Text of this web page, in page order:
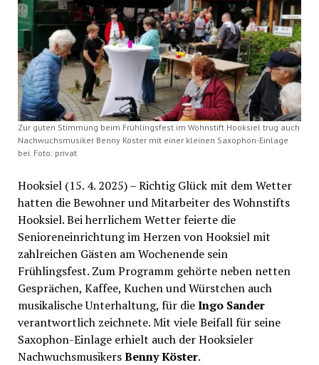
Zur guten Stimmung beim Frühlingsfest im Wohnstift Hooksiel trug auch
Nachwuchsmusiker Benny Köster mit einer kleinen Saxophon-Einlage
bei. Foto: privat
Hooksiel (15. 4. 2025) – Richtig Glück mit dem Wetter
hatten die Bewohner und Mitarbeiter des Wohnstifts
Hooksiel. Bei herrlichem Wetter feierte die
Senioreneinrichtung im Herzen von Hooksiel mit
zahlreichen Gästen am Wochenende sein
Frühlingsfest. Zum Programm gehörte neben netten
Gesprächen, Kaffee, Kuchen und Würstchen auch
musikalische Unterhaltung, für dieIngo Sander
verantwortlich zeichnete. Mit viele Beifall für seine
Saxophon-Einlage erhielt auch der Hooksieler
NachwuchsmusikersBenny Köster.